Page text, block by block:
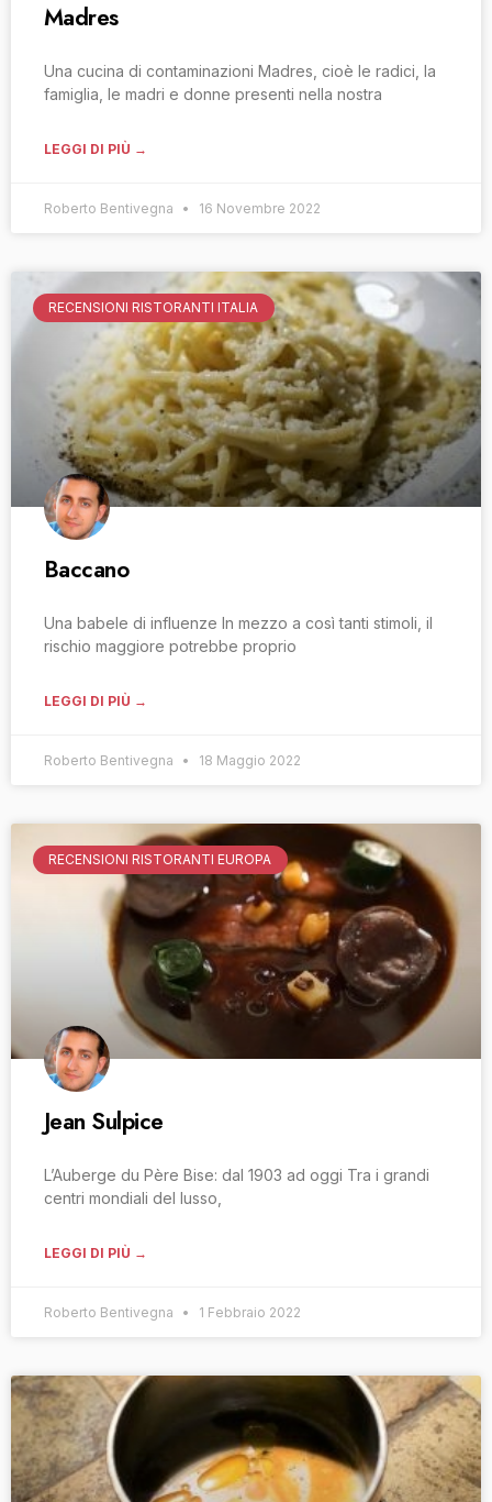
Madres
Una cucina di contaminazioni Madres, cioè le radici, la
famiglia, le madri e donne presenti nella nostra
LEGGI DI PIÙ →
Roberto Bentivegna 16 Novembre 2022
RECENSIONI RISTORANTI ITALIA
Baccano
Una babele di influenze In mezzo a così tanti stimoli, il
rischio maggiore potrebbe proprio
LEGGI DI PIÙ →
Roberto Bentivegna 18 Maggio 2022
RECENSIONI RISTORANTI EUROPA
Jean Sulpice
L’Auberge du Père Bise: dal 1903 ad oggi Tra i grandi
centri mondiali del lusso,
LEGGI DI PIÙ →
Roberto Bentivegna 1 Febbraio 2022